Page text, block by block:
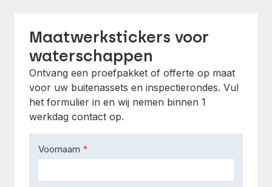
Maatwerkstickers voor
waterschappen
Ontvang een proefpakket of offerte op maat
voor uw buitenassets en inspectierondes. Vul
het formulier in en wij nemen binnen 1
werkdag contact op.
Contact
Us
Voornaam *